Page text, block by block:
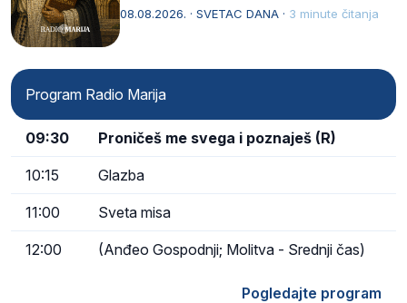
Svojim životom, dubokom ljubavlju prema
08.08.2026. · SVETAC DANA · 3 minute čitanja
Program Radio Marija
09:30 Proničeš me svega i poznaješ (R)
10:15 Glazba
11:00 Sveta misa
12:00 (Anđeo Gospodnji; Molitva - Srednji čas)
Pogledajte program